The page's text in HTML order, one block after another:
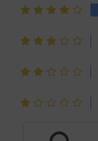
4
3
2
1